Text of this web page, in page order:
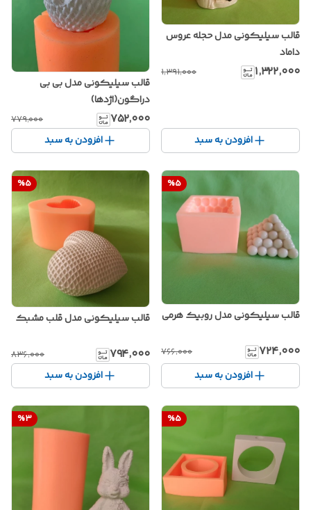
قالب سیلیکونی مدل حجله عروس
داماد
۱٬۳۲۲٬۰۰۰ ۱٬۳۹۱٬۰۰۰
افزودن به سبد
قالب سیلیکونی مدل بی بی
دراگون(اژدها)
۷۵۲٬۰۰۰ ۷۷۹٬۰۰۰
افزودن به سبد
%5
قالب سیلیکونی مدل روبیک هرمی
۷۲۴٬۰۰۰ ۷۶۶٬۰۰۰
افزودن به سبد
%5
قالب سیلیکونی مدل قلب مشبک
۷۹۴٬۰۰۰ ۸۳۶٬۰۰۰
افزودن به سبد
%5
%3